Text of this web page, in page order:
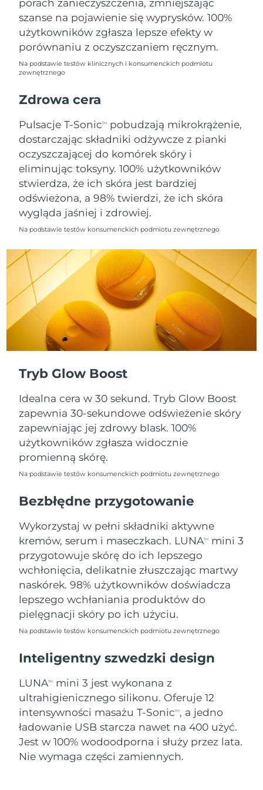
porach zanieczyszczenia, zmniejszając
szanse na pojawienie się wyprysków. 100%
użytkowników zgłasza lepsze efekty w
porównaniu z oczyszczaniem ręcznym.
Na podstawie testów klinicznych i konsumenckich podmiotu
zewnętrznego
Zdrowa cera
Pulsacje T-SonicTM
pobudzają mikrokrążenie,
dostarczając składniki odżywcze z pianki
oczyszczającej do komórek skóry i
eliminując toksyny. 100% użytkowników
stwierdza, że ich skóra jest bardziej
odświeżona, a 98% twierdzi, że ich skóra
wygląda jaśniej i zdrowiej.
Na podstawie testów konsumenckich podmiotu zewnętrznego
Tryb Glow Boost
Idealna cera w 30 sekund. Tryb Glow Boost
zapewnia 30-sekundowe odświeżenie skóry
zapewniając jej zdrowy blask. 100%
użytkowników zgłasza widocznie
promienną skórę.
Na podstawie testów konsumenckich podmiotu zewnętrznego
Bezbłędne przygotowanie
Wykorzystaj w pełni składniki aktywne
kremów, serum i maseczkach. LUNATM
mini 3
przygotowuje skórę do ich lepszego
wchłonięcia, delikatnie złuszczając martwy
naskórek. 98% użytkowników doświadcza
lepszego wchłaniania produktów do
pielęgnacji skóry po ich użyciu.
Na podstawie testów konsumenckich podmiotu zewnętrznego
Inteligentny szwedzki design
LUNATM
mini 3 jest wykonana z
ultrahigienicznego silikonu. Oferuje 12
intensywności masażu T-SonicTM, a jedno
ładowanie USB starcza nawet na 400 użyć.
Jest w 100% wodoodporna i służy przez lata.
Nie wymaga części zamiennych.
Holandia
Oczekiwany czas dostawy
Nowa Zelandia
Oczekiwany czas dostawy
Norwegia
Oman
Oczekiwany czas dostawy
8/14/26
Filipiny
Oczekiwany czas dostawy
8/14/26
Polska
Oczekiwany czas dostawy
Oczekiwany czas dostawy
Portoryko
Oczekiwany czas dostawy
8/13/26
Katar
Oczekiwany czas dostawy
8/12/26
Reunion
Oczekiwany czas dostawy
8/16/26
Rumunia
Rosja
Oczekiwany czas dostawy
8/19/26
Arabia Saudyjska
Oczekiwany czas dostawy
Słowacja
Słowenia
Oczekiwany czas dostawy
Republika
Południowej Afryki
Oczekiwany czas dostawy
Korea Południowa
Oczekiwany czas dostawy
Hiszpania
Oczekiwany czas dostawy
Szwecja
Oczekiwany czas dostawy
8/11/26
Szwajcaria
Oczekiwany czas dostawy
8/11/26